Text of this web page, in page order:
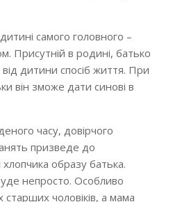
самого головного –
Присутній в родині, батько
дитини спосіб життя. При
він зможе дати синові в
часу, довірчого
призведе до
хлопчика образу батька.
непросто. Особливо
старших чоловіків, а мама